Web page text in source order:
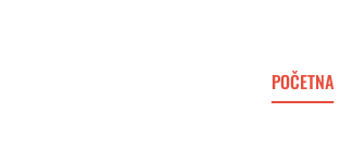
POČETNA